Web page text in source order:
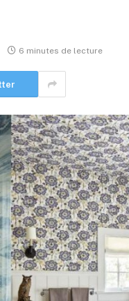
6 minutes de lecture